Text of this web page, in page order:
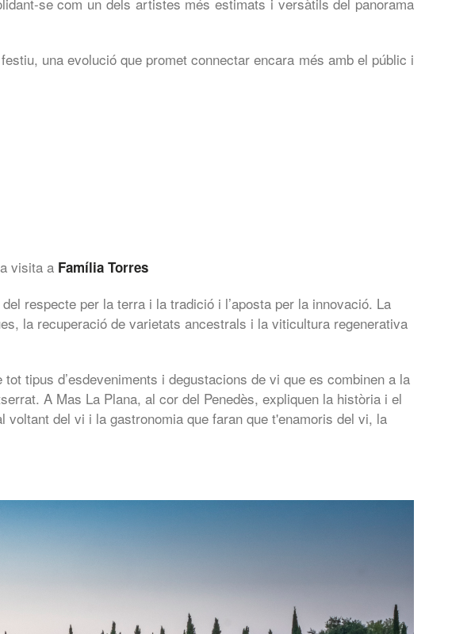
una evolució que promet connectar encara més amb el públic i
visita a Família Torres
respecte per la terra i la tradició i l’aposta per la innovació. La
la recuperació de varietats ancestrals i la viticultura regenerativa
tipus d’esdeveniments i degustacions de vi que es combinen a la
A Mas La Plana, al cor del Penedès, expliquen la història i el
del vi i la gastronomia que faran que t'enamoris del vi, la